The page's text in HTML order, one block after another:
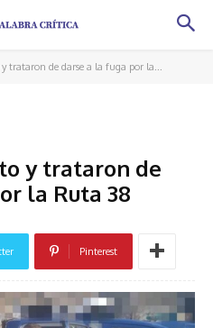
trataron de darse a la fuga por la...
y trataron de
la Ruta 38
Pinterest